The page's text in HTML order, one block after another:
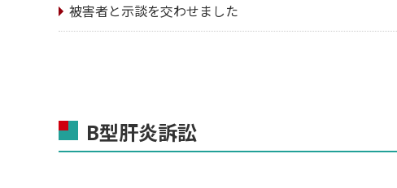
被害者と示談を交わせました
B型肝炎訴訟